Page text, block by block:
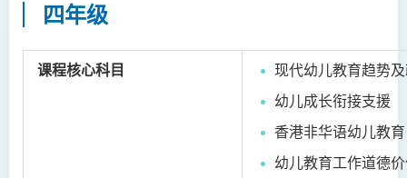
四年级
课程核心科目
现代幼儿教育趋势
幼儿成长衔接支援
香港非华语幼儿教育
幼儿教育工作道德